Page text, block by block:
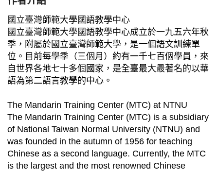
國立臺灣師範大學國語教學中心
國立臺灣師範大學國語教學中心成立於一九五六年秋
季，附屬於國立臺灣師範大學，是一個語文訓練單
位。目前每學季（三個月）約有一千七百個學員，來
自世界各地七十多個國家，是全臺最大最著名的以華
語為第二語言教學的中心。
The Mandarin Training Center (MTC) at NTNU
The Mandarin Training Center (MTC) is a subsidiary
of National Taiwan Normal University (NTNU) and
was founded in the autumn of 1956 for teaching
Chinese as a second language. Currently, the MTC
is the largest and the most renowned Chinese